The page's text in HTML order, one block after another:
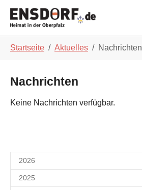
Startseite Aktuelles Nachrichten
Nachrichten
Keine Nachrichten verfügbar.
2026
2025